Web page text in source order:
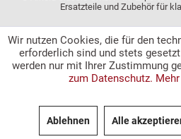
Ersatzteile und Zubehör für
Wir nutzen Cookies, die für den
erforderlich sind und stets
werden nur mit Ihrer Zustimmung
zum Datenschutz.
Ablehnen Alle